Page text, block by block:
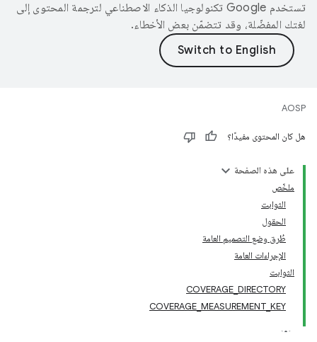
تستخدم Google تكنولوجيا الذكاء الاصطناعي لترجمة المحتوى إلى
لغتك المفضّلة، وقد تتضمّن بعض الأخطاء.
AOSP
هل كان المحتوى مفيدًا؟
على هذه الصفحة
ملخّص
الثوابت
الحقول
طُرق وضع التصميم العامة
الإجراءات العامة
الثوابت
COVERAGE_DIRECTORY
COVERAGE_MEASUREMENT_KEY